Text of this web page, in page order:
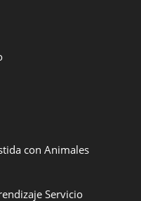
con Animales
Servicio